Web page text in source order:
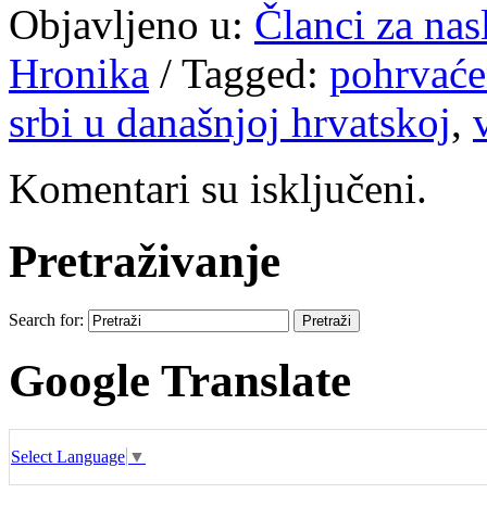
Objavljeno u: Članci za
Hronika / Tagged:
srbi u današnjoj hrvatskoj,
Komentari su isključeni.
Pretraživanje
Search for:
Google Translate
Select Language ▼